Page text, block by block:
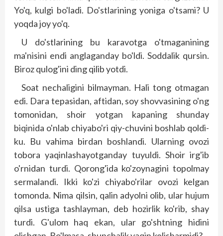
Yo'q, kulgi bo'ladi. Do'stlarining yoniga o'tsami? U
yoqda joy yo'q.
U do'stlarining bu karavotga o'tmaganining
ma'nisini endi anglaganday bo'ldi. Soddalik qursin.
Biroz qulog'ini ding qilib yotdi.
Soat nechaligini bilmayman. Hali tong otmagan
edi. Dara tepasidan, aftidan, soy shovvasining o'ng
tomonidan, shoir yotgan kapaning shunday
biqinida o'nlab chiyabo'ri qiy-chuvini boshlab qoldi-
ku. Bu vahima birdan boshlandi. Ularning ovozi
tobora yaqinlashayotganday tuyuldi. Shoir irg'ib
o'rnidan turdi. Qorong'ida ko'zoynagini topolmay
sermalandi. Ikki ko'zi chiyabo'rilar ovozi kelgan
tomonda. Nima qilsin, qalin adyolni olib, ular hujum
qilsa ustiga tashlayman, deb hozirlik ko'rib, shay
turdi. G'ulom haq ekan, ular go'shtning hidini